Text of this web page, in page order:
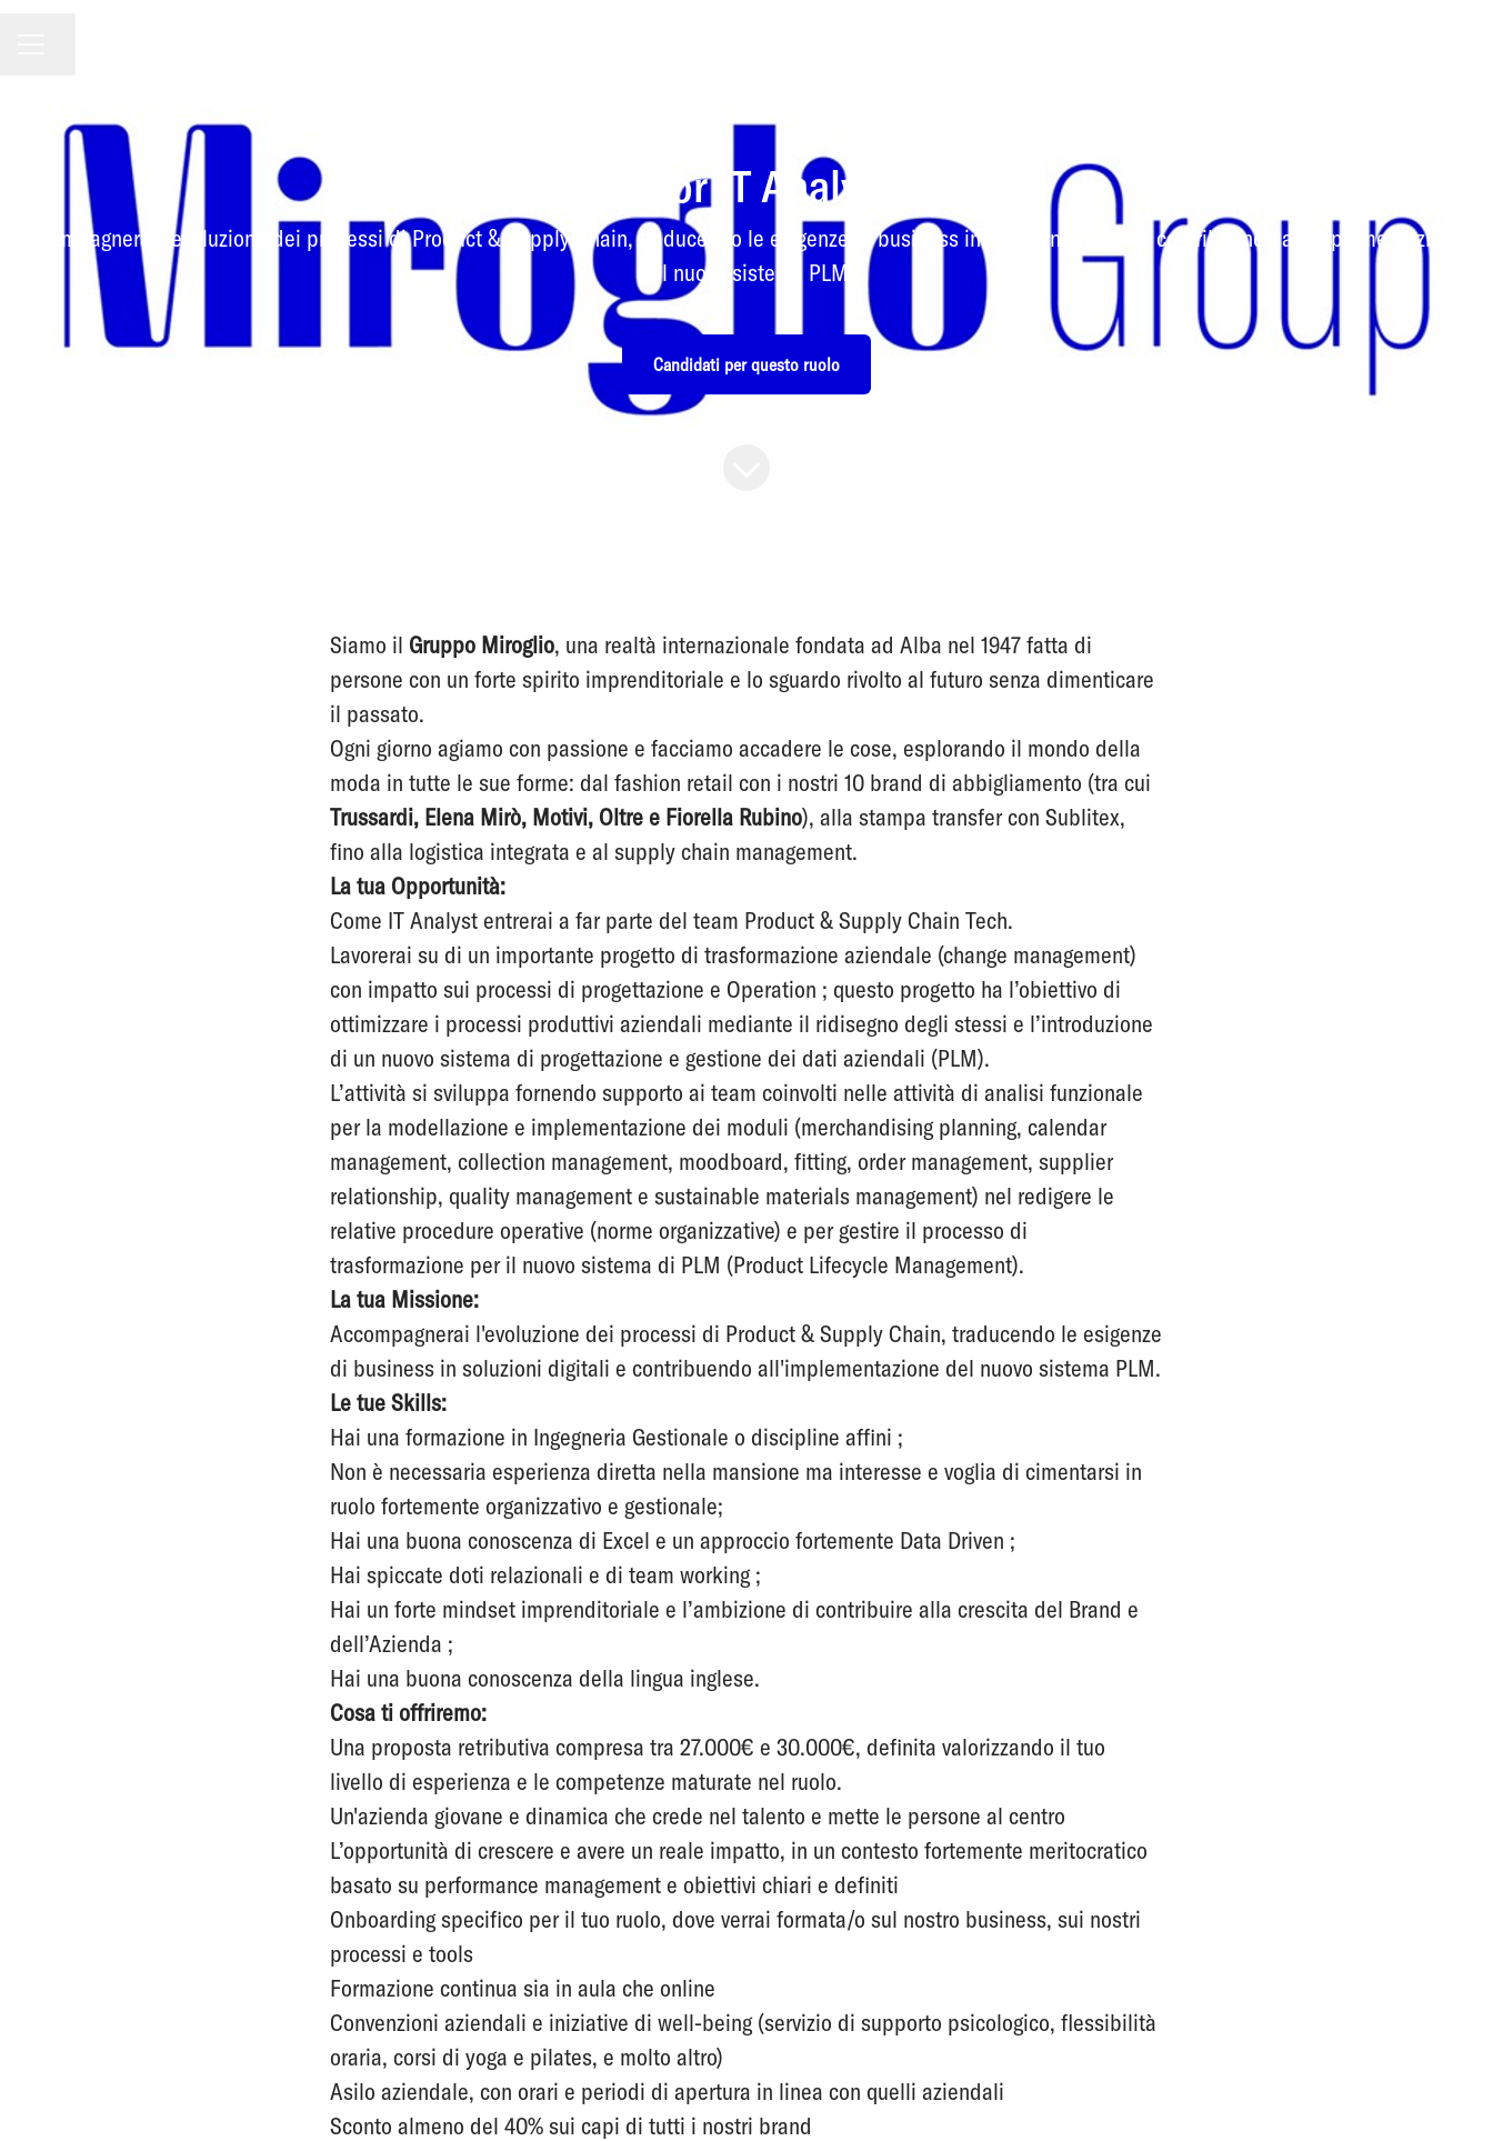
Junior IT Analyst
ccompagnerai l'evoluzione dei processi di Product & Supply Chain, traducendo le esigenze di business in soluzioni digitali e contribuendo all'implementazione
del nuovo sistema PLM.
Candidati per questo ruolo
Siamo il Gruppo Miroglio, una realtà internazionale fondata ad Alba nel 1947 fatta di
persone con un forte spirito imprenditoriale e lo sguardo rivolto al futuro senza dimenticare
il passato.
Ogni giorno agiamo con passione e facciamo accadere le cose, esplorando il mondo della
moda in tutte le sue forme: dal fashion retail con i nostri 10 brand di abbigliamento (tra cui
Trussardi, Elena Mirò, Motivi, Oltre e Fiorella Rubino), alla stampa transfer con Sublitex,
fino alla logistica integrata e al supply chain management.
La tua Opportunità:
Come IT Analyst entrerai a far parte del team Product & Supply Chain Tech.
Lavorerai su di un importante progetto di trasformazione aziendale (change management)
con impatto sui processi di progettazione e Operation ; questo progetto ha l’obiettivo di
ottimizzare i processi produttivi aziendali mediante il ridisegno degli stessi e l’introduzione
di un nuovo sistema di progettazione e gestione dei dati aziendali (PLM).
L’attività si sviluppa fornendo supporto ai team coinvolti nelle attività di analisi funzionale
per la modellazione e implementazione dei moduli (merchandising planning, calendar
management, collection management, moodboard, fitting, order management, supplier
relationship, quality management e sustainable materials management) nel redigere le
relative procedure operative (norme organizzative) e per gestire il processo di
trasformazione per il nuovo sistema di PLM (Product Lifecycle Management).
La tua Missione:
Accompagnerai l'evoluzione dei processi di Product & Supply Chain, traducendo le esigenze
di business in soluzioni digitali e contribuendo all'implementazione del nuovo sistema PLM.
Le tue Skills:
Hai una formazione in Ingegneria Gestionale o discipline affini ;
Non è necessaria esperienza diretta nella mansione ma interesse e voglia di cimentarsi in
ruolo fortemente organizzativo e gestionale;
Hai una buona conoscenza di Excel e un approccio fortemente Data Driven ;
Hai spiccate doti relazionali e di team working ;
Hai un forte mindset imprenditoriale e l’ambizione di contribuire alla crescita del Brand e
dell’Azienda ;
Hai una buona conoscenza della lingua inglese.
Cosa ti offriremo:
Una proposta retributiva compresa tra 27.000€ e 30.000€, definita valorizzando il tuo
livello di esperienza e le competenze maturate nel ruolo.
Un'azienda giovane e dinamica che crede nel talento e mette le persone al centro
L’opportunità di crescere e avere un reale impatto, in un contesto fortemente meritocratico
basato su performance management e obiettivi chiari e definiti
Onboarding specifico per il tuo ruolo, dove verrai formata/o sul nostro business, sui nostri
processi e tools
Formazione continua sia in aula che online
Convenzioni aziendali e iniziative di well-being (servizio di supporto psicologico, flessibilità
oraria, corsi di yoga e pilates, e molto altro)
Asilo aziendale, con orari e periodi di apertura in linea con quelli aziendali
Sconto almeno del 40% sui capi di tutti i nostri brand